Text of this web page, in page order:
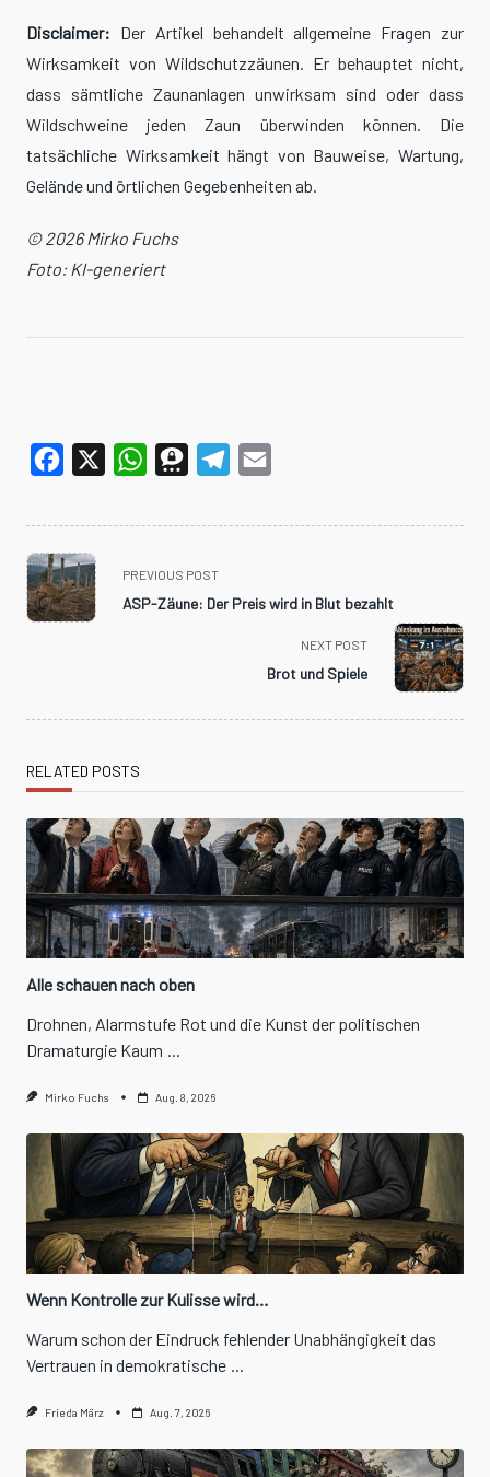
Disclaimer: Der Artikel behandelt allgemeine Fragen zur
Wirksamkeit von Wildschutzzäunen. Er behauptet nicht,
dass sämtliche Zaunanlagen unwirksam sind oder dass
Wildschweine jeden Zaun überwinden können. Die
tatsächliche Wirksamkeit hängt von Bauweise, Wartung,
Gelände und örtlichen Gegebenheiten ab.
© 2026 Mirko Fuchs
Foto: KI-generiert
Facebook WhatsAppThreemaTelegram
<span
class="nav-
subtitle
PREVIOUS POST
ASP-Zäune: Der Preis wird in Blut bezahlt
NEXT POST
Brot und Spiele
RELATED POSTS
Alle schauen nach oben
Drohnen, Alarmstufe Rot und die Kunst der politischen
Dramaturgie Kaum
Mirko Fuchs Aug. 8, 2026
Wenn Kontrolle zur Kulisse wird…
Warum schon der Eindruck fehlender Unabhängigkeit das
Vertrauen in demokratische ...
Frieda März Aug. 7, 2026